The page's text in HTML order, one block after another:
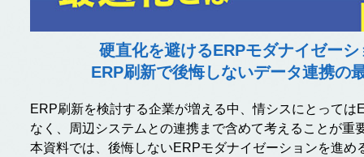
硬直化を避けるERPモダナイゼー
ERP刷新で後悔しないデータ連携の
ERP刷新を検討する企業が増える中、情シスにとっては
なく、周辺システムとの連携まで含めて考えること が重
本資料では、後悔しないERPモダナイゼーションを進め